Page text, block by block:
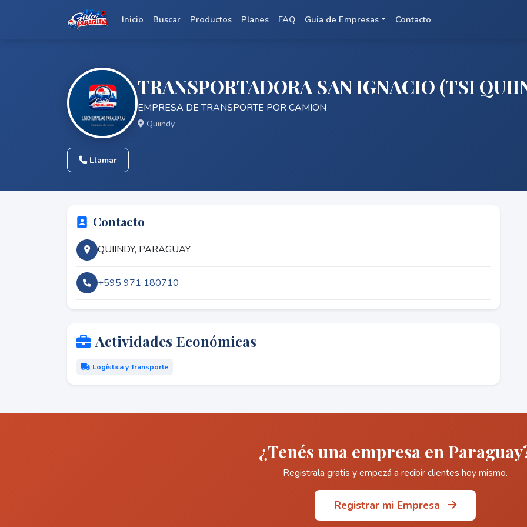
Inicio Buscar Productos Planes FAQ Guia de Empresas Contacto
TRANSPORTADORA SAN IGNACIO (TSI
EMPRESA DE TRANSPORTE POR CAMION
Quiindy
Llamar
Contacto
QUIINDY, PARAGUAY
+595 971 180710
Actividades Económicas
Logística y Transporte
¿Tenés una empresa en
Registrala gratis y empezá a recibir clientes hoy mismo.
Registrar mi Empresa